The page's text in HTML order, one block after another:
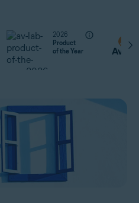
2026
Product
of the Year